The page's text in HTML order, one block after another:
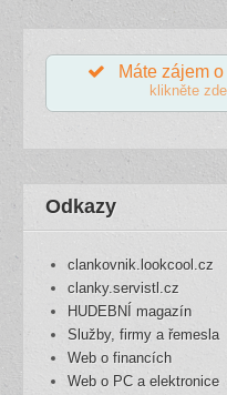
Máte zájem
klikněte
Odkazy
clankovnik.lookcool.cz
clanky.servistl.cz
HUDEBNÍ magazín
Služby, firmy a řemesla
Web o financích
Web o PC a elektronice